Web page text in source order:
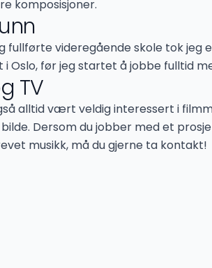
komposisjoner.
fullførte videregående skole tok jeg
i Oslo, før jeg startet å jobbe fulltid
TV
alltid vært veldig interessert i
bilde. Dersom du jobber med et
musikk, må du gjerne ta kontakt!